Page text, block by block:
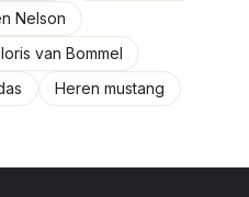
Nelson
van Bommel
Heren mustang